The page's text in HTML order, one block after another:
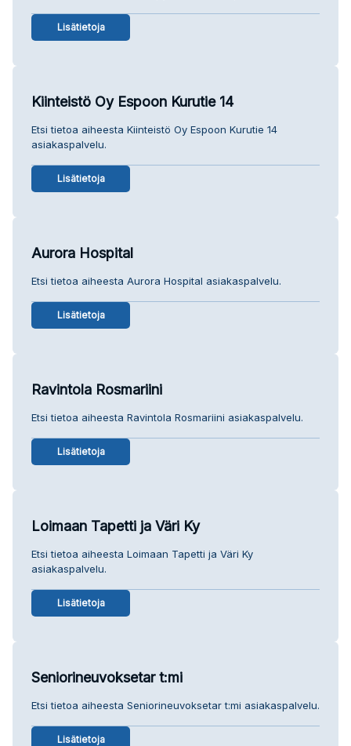
Lisätietoja
Kiinteistö Oy Espoon Kurutie 14
Etsi tietoa aiheesta Kiinteistö Oy Espoon Kurutie 14
asiakaspalvelu.
Lisätietoja
Aurora Hospital
Etsi tietoa aiheesta Aurora Hospital asiakaspalvelu.
Lisätietoja
Ravintola Rosmariini
Etsi tietoa aiheesta Ravintola Rosmariini asiakaspalvelu.
Lisätietoja
Loimaan Tapetti ja Väri Ky
Etsi tietoa aiheesta Loimaan Tapetti ja Väri Ky
asiakaspalvelu.
Lisätietoja
Seniorineuvoksetar t:mi
Etsi tietoa aiheesta Seniorineuvoksetar t:mi asiakaspalvelu.
Lisätietoja